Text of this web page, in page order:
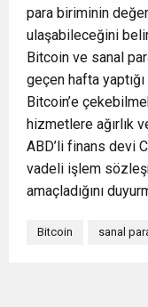
para biriminin
ulaşabileceğini
Bitcoin ve sanal
geçen hafta yaptığı
Bitcoin’e
hizmetlere ağırlık
ABD’li finans devi
vadeli işlem
amaçladığını
Bitcoin sanal